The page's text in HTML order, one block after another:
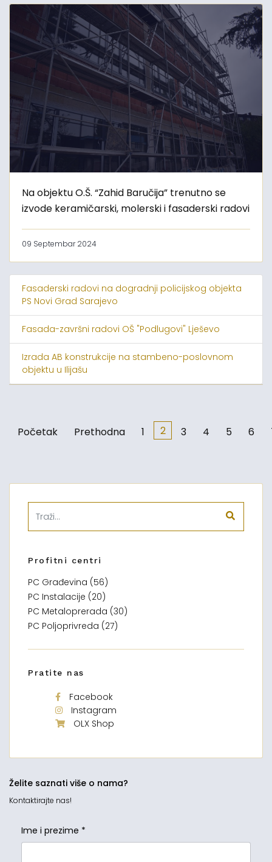
Na objektu O.Š. “Zahid Baručija” trenutno se
izvode keramičarski, molerski i fasaderski radovi
09 Septembar 2024
Fasaderski radovi na dogradnji policijskog objekta
PS Novi Grad Sarajevo
Fasada-završni radovi OŠ "Podlugovi" Lješevo
Izrada AB konstrukcije na stambeno-poslovnom
objektu u Ilijašu
Početak Prethodna 1 2 3 4 5 6
Profitni centri
PC Građevina (56)
PC Instalacije (20)
PC Metaloprerada (30)
PC Poljoprivreda (27)
Pratite nas
Facebook
Instagram
OLX Shop
Želite saznati više o nama?
Kontaktirajte nas!
Ime i prezime *